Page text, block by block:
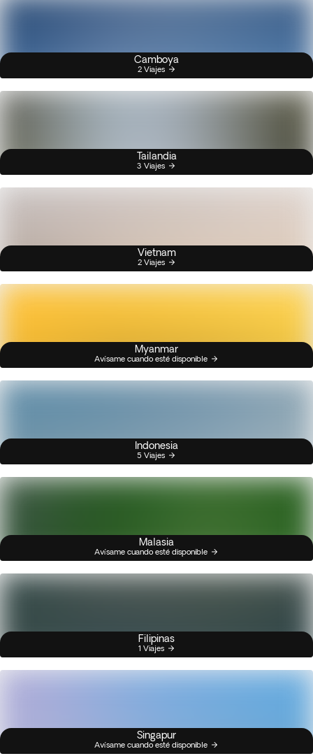
Camboya
2 Viajes
Tailandia
3 Viajes
Vietnam
2 Viajes
Myanmar
Avísame cuando esté disponible
Indonesia
5 Viajes
Malasia
Avísame cuando esté disponible
Filipinas
1 Viajes
Singapur
Avísame cuando esté disponible